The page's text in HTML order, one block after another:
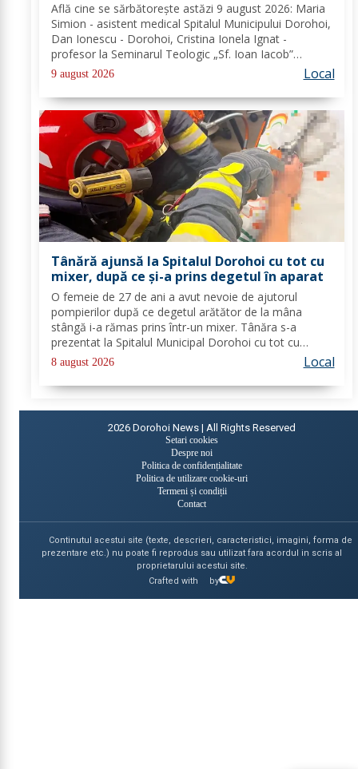
Află cine se sărbătoreşte astăzi 9 august 2026: Maria
Simion - asistent medical Spitalul Municipului Dorohoi,
Dan Ionescu - Dorohoi, Cristina Ionela Ignat -
profesor la Seminarul Teologic „Sf. Ioan Iacob”
Dorohoi, Ana-Maria Ojog - profesor- consilier
educativ Școala Gimnazială Nr. 1 Dumeni, Mihai...
9 august 2026 Local
Tânără ajunsă la Spitalul Dorohoi cu tot cu
mixer, după ce și-a prins degetul în aparat
O femeie de 27 de ani a avut nevoie de ajutorul
pompierilor după ce degetul arătător de la mâna
stângă i-a rămas prins într-un mixer. Tânăra s-a
prezentat la Spitalul Municipal Dorohoi cu tot cu
aparatul electrocasnic, iar medicii au solicitat
intervenția salvatorilor. Pompierii din cadrul...
8 august 2026 Local
2026 Dorohoi News | All Rights Reserved
Setari cookies
Despre noi
Politica de confidențialitate
Politica de utilizare cookie-uri
Termeni și condiții
Contact
Continutul acestui site (texte, descrieri, caracteristici, imagini, forma de
prezentare etc.) nu poate fi reprodus sau utilizat fara acordul in scris al
proprietarului acestui site.
Crafted with
by